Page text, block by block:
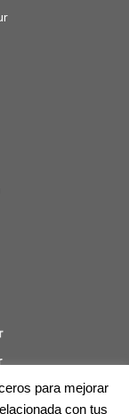
para mejorar
con tus